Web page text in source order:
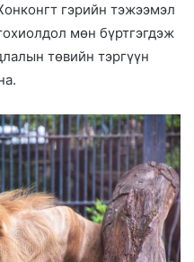
гэрийн тэжээмэл
мөн бүртгэгдэж
төвийн тэргүүн